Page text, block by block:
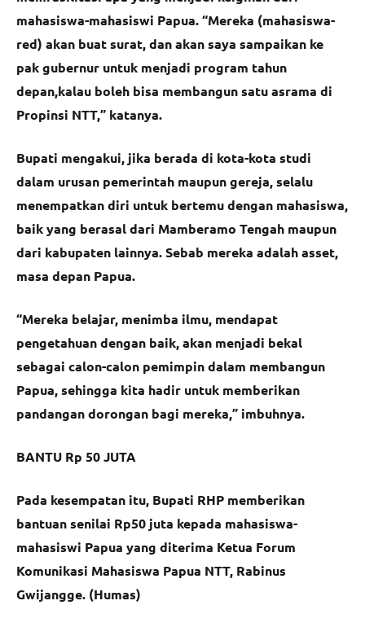
mahasiswa-mahasiswi Papua. “Mereka (mahasiswa-
red) akan buat surat, dan akan saya sampaikan ke
pak gubernur untuk menjadi program tahun
depan,kalau boleh bisa membangun satu asrama di
Propinsi NTT,” katanya.
Bupati mengakui, jika berada di kota-kota studi
dalam urusan pemerintah maupun gereja, selalu
menempatkan diri untuk bertemu dengan mahasiswa,
baik yang berasal dari Mamberamo Tengah maupun
dari kabupaten lainnya. Sebab mereka adalah asset,
masa depan Papua.
“Mereka belajar, menimba ilmu, mendapat
pengetahuan dengan baik, akan menjadi bekal
sebagai calon-calon pemimpin dalam membangun
Papua, sehingga kita hadir untuk memberikan
pandangan dorongan bagi mereka,” imbuhnya.
BANTU Rp 50 JUTA
Pada kesempatan itu, Bupati RHP memberikan
bantuan senilai Rp50 juta kepada mahasiswa-
mahasiswi Papua yang diterima Ketua Forum
Komunikasi Mahasiswa Papua NTT, Rabinus
Gwijangge. (Humas)